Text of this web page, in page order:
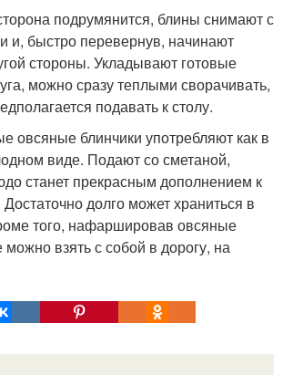
подрумянится, блины снимают с
и, быстро перевернув, начинают
стороны. Укладывают готовые
можно сразу теплыми сворачивать,
подавать к столу.
овсяные блинчики употребляют как в
виде. Подают со сметаной,
станет прекрасным дополнением к
долго может храниться в
того, нафаршировав овсяные
взять с собой в дорогу, на